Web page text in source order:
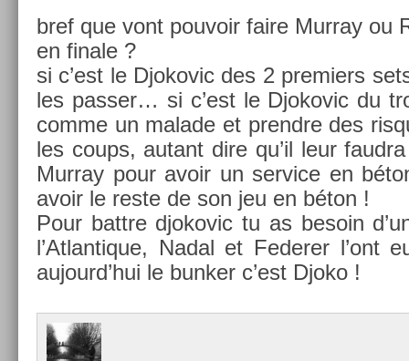
bref que vont pouvoir faire Mur­ray ou
en fin­ale ?
si c’est le Djokovic des 2 pre­mi­ers
les pass­er… si c’est le Djokovic du
comme un mal­ade et pre­ndre des
les coups, autant dire qu’il leur
Mur­ray pour avoir un ser­vice en
avoir le reste de son jeu en béton !
Pour battre djokovic tu as be­soin
l’At­lantique, Nadal et Feder­er l’ont
aujourd’hui le bunk­er c’est Djoko !